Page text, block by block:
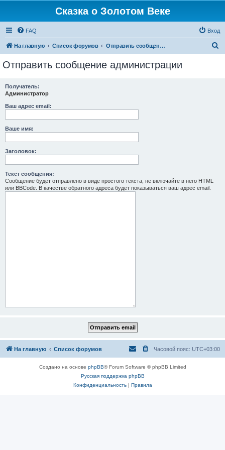
Сказка о Золотом Веке
FAQ Вход
На главную Список форумов Отправить сообщение администрации
Отправить сообщение администрации
Получатель:
Администратор
Ваш адрес email:
Ваше имя:
Заголовок:
Текст сообщения:
Сообщение будет отправлено в виде простого текста, не включайте в него HTML
или BBCode. В качестве обратного адреса будет показываться ваш адрес email.
На главную Список форумов Часовой пояс: UTC+03:00
Создано на основе phpBB® Forum Software © phpBB Limited
Русская поддержка phpBB
Конфиденциальность| Правила